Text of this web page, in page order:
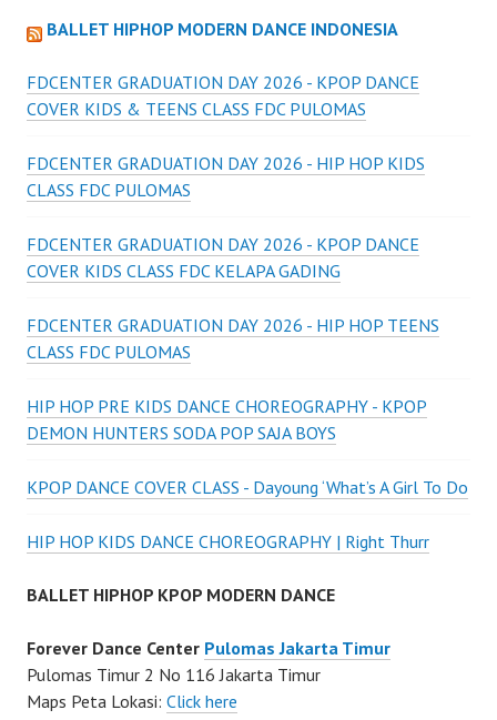
BALLET HIPHOP MODERN DANCE INDONESIA
FDCENTER GRADUATION DAY 2026 - KPOP DANCE
COVER KIDS & TEENS CLASS FDC PULOMAS
FDCENTER GRADUATION DAY 2026 - HIP HOP KIDS
CLASS FDC PULOMAS
FDCENTER GRADUATION DAY 2026 - KPOP DANCE
COVER KIDS CLASS FDC KELAPA GADING
FDCENTER GRADUATION DAY 2026 - HIP HOP TEENS
CLASS FDC PULOMAS
HIP HOP PRE KIDS DANCE CHOREOGRAPHY - KPOP
DEMON HUNTERS SODA POP SAJA BOYS
KPOP DANCE COVER CLASS - Dayoung ‘What’s A Girl To Do
HIP HOP KIDS DANCE CHOREOGRAPHY | Right Thurr
BALLET HIPHOP KPOP MODERN DANCE
Forever Dance Center Pulomas Jakarta Timur
Pulomas Timur 2 No 116 Jakarta Timur
Maps Peta Lokasi: Click here